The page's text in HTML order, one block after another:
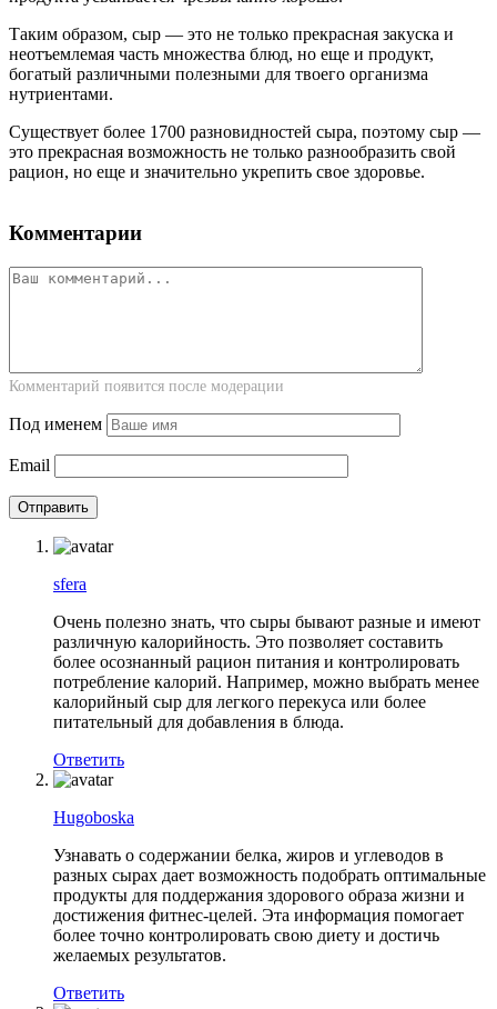
Таким образом, сыр — это не только прекрасная закуска и
неотъемлемая часть множества блюд, но еще и продукт,
богатый различными полезными для твоего организма
нутриентами.
Существует более 1700 разновидностей сыра, поэтому сыр —
это прекрасная возможность не только разнообразить свой
рацион, но еще и значительно укрепить свое здоровье.
Комментарии
Комментарий появится после модерации
Под именем
Email
sfera
Очень полезно знать, что сыры бывают разные и имеют
различную калорийность. Это позволяет составить
более осознанный рацион питания и контролировать
потребление калорий. Например, можно выбрать менее
калорийный сыр для легкого перекуса или более
питательный для добавления в блюда.
Ответить
Hugoboska
Узнавать о содержании белка, жиров и углеводов в
разных сырах дает возможность подобрать оптимальные
продукты для поддержания здорового образа жизни и
достижения фитнес-целей. Эта информация помогает
более точно контролировать свою диету и достичь
желаемых результатов.
Ответить